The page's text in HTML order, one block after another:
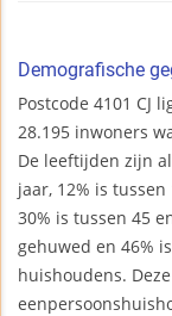
Demografische
Postcode 4101 CJ
28.195 inwoners
De leeftijden zijn
jaar, 12% is
30% is tussen 45
gehuwed en 46%
huishoudens.